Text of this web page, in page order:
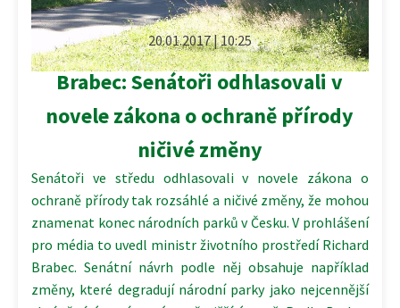
20.01.2017 | 10:25
Brabec: Senátoři odhlasovali v
novele zákona o ochraně přírody
ničivé změny
Senátoři ve středu odhlasovali v novele zákona o
ochraně přírody tak rozsáhlé a ničivé změny, že mohou
znamenat konec národních parků v Česku. V prohlášení
pro média to uvedl ministr životního prostředí Richard
Brabec. Senátní návrh podle něj obsahuje například
změny, které degradují národní parky jako nejcennější